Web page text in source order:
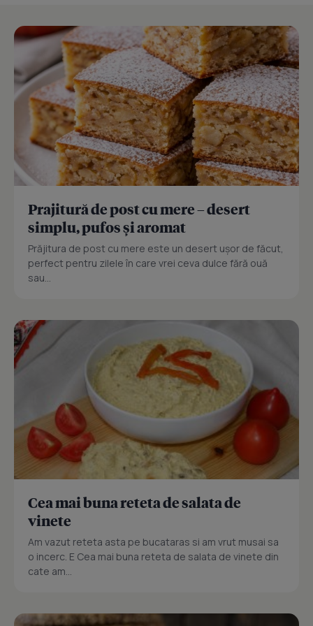
Prajitură de post cu mere – desert
simplu, pufos și aromat
Prăjitura de post cu mere este un desert ușor de făcut,
perfect pentru zilele în care vrei ceva dulce fără ouă
sau...
Cea mai buna reteta de salata de
vinete
Am vazut reteta asta pe bucataras si am vrut musai sa
o incerc. E Cea mai buna reteta de salata de vinete din
cate am...